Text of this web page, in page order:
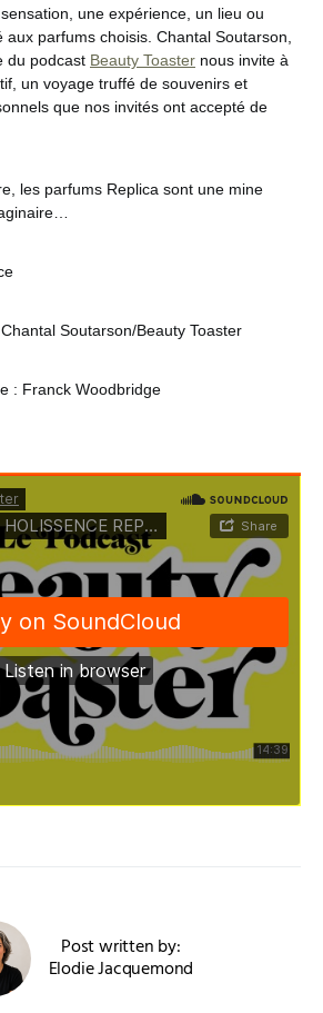
une expérience, un lieu ou
parfums choisis. Chantal Soutarson,
du podcast Beauty Toaster nous invite à
un voyage truffé de souvenirs et
que nos invités ont accepté de
les parfums Replica sont une mine
Soutarson/Beauty Toaster
: Franck Woodbridge
Post written by:
Elodie Jacquemond